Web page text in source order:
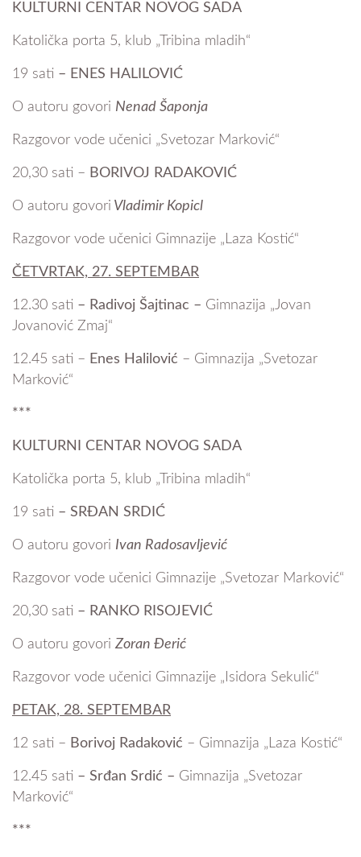
KULTURNI CENTAR NOVOG SADA
Katolička porta 5, klub „Tribina mladih“
19 sati – ENES HALILOVIĆ
O autoru govori Nenad Šaponja
Razgovor vode učenici „Svetozar Marković“
20,30 sati – BORIVOJ RADAKOVIĆ
O autoru govori Vladimir Kopicl
Razgovor vode učenici Gimnazije „Laza Kostić“
ČETVRTAK, 27. SEPTEMBAR
12.30 sati – Radivoj Šajtinac – Gimnazija „Jovan
Jovanović Zmaj“
12.45 sati – Enes Halilović – Gimnazija „Svetozar
Marković“
***
KULTURNI CENTAR NOVOG SADA
Katolička porta 5, klub „Tribina mladih“
19 sati – SRĐAN SRDIĆ
O autoru govori Ivan Radosavljević
Razgovor vode učenici Gimnazije „Svetozar Marković“
20,30 sati – RANKO RISOJEVIĆ
O autoru govori Zoran Đerić
Razgovor vode učenici Gimnazije „Isidora Sekulić“
PETAK, 28. SEPTEMBAR
12 sati – Borivoj Radaković – Gimnazija „Laza Kostić“
12.45 sati – Srđan Srdić – Gimnazija „Svetozar
Marković“
***